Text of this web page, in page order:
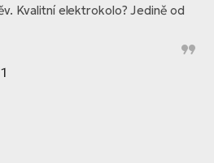
Kvalitní elektrokolo? Jedině od